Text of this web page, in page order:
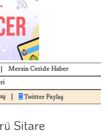
Mersin Ceride Haber
Twitter Paylaş
Sitare